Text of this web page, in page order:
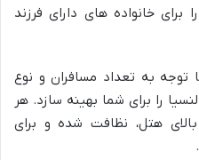
برای خانواده های دارای فرزند
توجه به تعداد مسافران و نوع
را برای شما بهینه سازد. هر
بالای هتل، نظافت شده و برای